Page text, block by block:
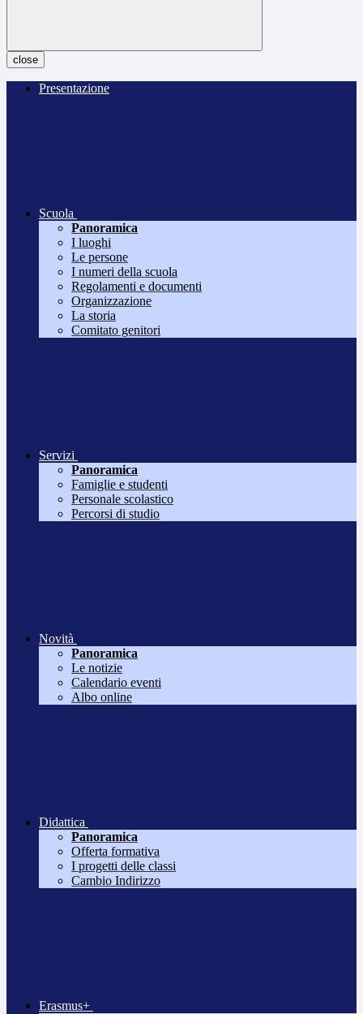
close
Presentazione
Scuola
Panoramica
I luoghi
Le persone
I numeri della scuola
Regolamenti e documenti
Organizzazione
La storia
Comitato genitori
Servizi
Panoramica
Famiglie e studenti
Personale scolastico
Percorsi di studio
Novità
Panoramica
Le notizie
Calendario eventi
Albo online
Didattica
Panoramica
Offerta formativa
I progetti delle classi
Cambio Indirizzo
Erasmus+